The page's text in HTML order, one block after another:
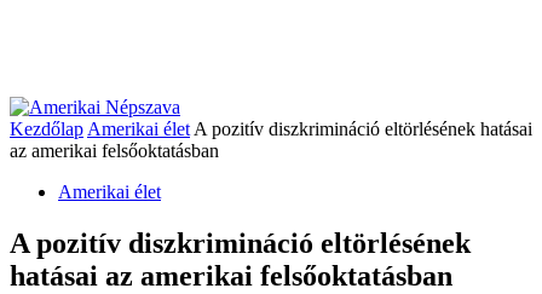
Kezdőlap Amerikai élet A pozitív diszkrimináció eltörlésének hatásai
az amerikai felsőoktatásban
Amerikai élet
A pozitív diszkrimináció eltörlésének
hatásai az amerikai felsőoktatásban